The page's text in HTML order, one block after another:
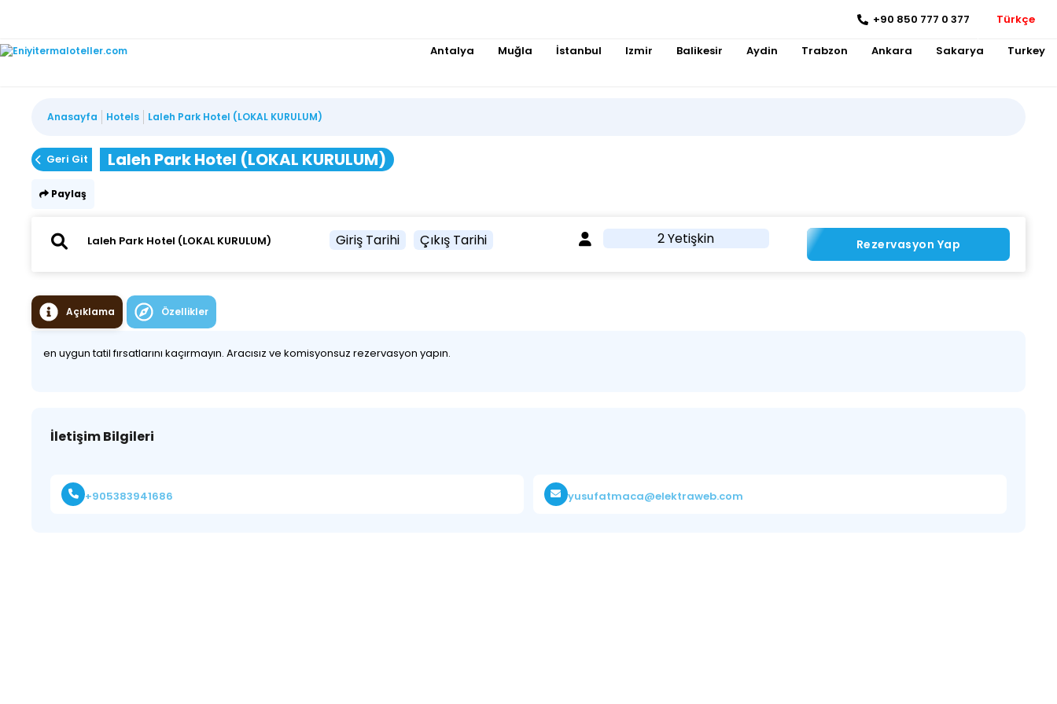
+90 850 777 0 377 Türkçe
Antalya Muğla İstanbul Izmir Balikesir Aydin Trabzon Ankara Sakarya Turkey
Anasayfa Hotels Laleh Park Hotel (LOKAL KURULUM)
Geri Git Laleh Park Hotel (LOKAL KURULUM)
Paylaş
Giriş Tarihi Çıkış Tarihi 2 Yetişkin Rezervasyon Yap
Açıklama Özellikler
en uygun tatil fırsatlarını kaçırmayın. Aracısız ve komisyonsuz rezervasyon yapın.
İletişim Bilgileri
+905383941686 yusufatmaca@elektraweb.com